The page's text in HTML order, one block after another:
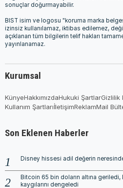
sonuçlar doğurmayabilir.
BIST isim ve logosu "koruma marka
izinsiz kullanılamaz, iktibas edilemez,
açıklanan tüm bilgilerin telif hakları
yayınlanamaz.
Kurumsal
KünyeHakkımızdaHukuki ŞartlarGizlilik
Kullanım ŞartlarıİletişimReklamMail
Son Eklenen Haberler
Disney hissesi adil değerin
Bitcoin 65 bin doların altına
kaygılarını dengeledi